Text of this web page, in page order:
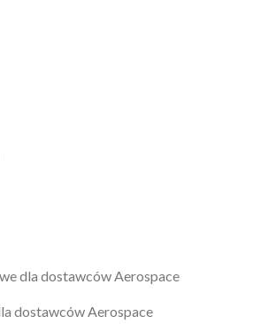
dla dostawców Aerospace
dostawców Aerospace